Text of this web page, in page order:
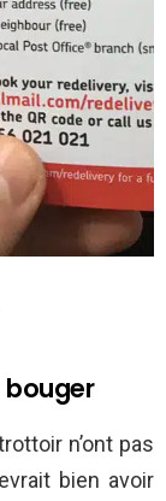
bouger
n’ont pas
bien avoir